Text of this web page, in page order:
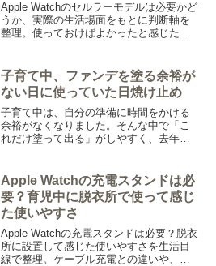
Apple Watchのセルラーモデルは必要かど
うか、実際の生活場面をもとに判断軸を
整理。使っておけばよかったと感じた瞬
とめています。
子育て中、ファンデを塗る余裕が
ない日に使っていた日焼け止め
子育て中は、自分の準備に時間をかける
余裕がなくなりました。そんな中で「こ
れだけ塗って出る」がしやすく、去年か
とめています。
Apple Watchの充電スタンドは必
要？育児中に脱衣所で使って感じ
た使いやすさ
Apple Watchの充電スタンドは必要？脱衣
所に設置して感じた使いやすさを生活目
線で整理。ケーブル充電との違いや、充